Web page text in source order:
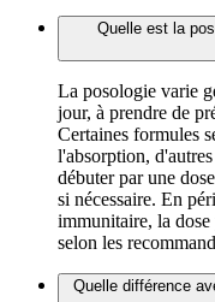
Quelle est la
La posologie varie
jour, à prendre de
Certaines formules
l'absorption,
débuter par une
si nécessaire. En
immunitaire, la dose
selon les
Quelle différence